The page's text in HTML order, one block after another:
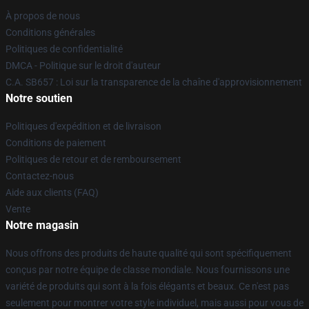
À propos de nous
Conditions générales
Politiques de confidentialité
DMCA - Politique sur le droit d'auteur
C.A. SB657 : Loi sur la transparence de la chaîne d'approvisionnement
Notre soutien
Politiques d'expédition et de livraison
Conditions de paiement
Politiques de retour et de remboursement
Contactez-nous
Aide aux clients (FAQ)
Vente
Notre magasin
Nous offrons des produits de haute qualité qui sont spécifiquement
conçus par notre équipe de classe mondiale. Nous fournissons une
variété de produits qui sont à la fois élégants et beaux. Ce n'est pas
seulement pour montrer votre style individuel, mais aussi pour vous de